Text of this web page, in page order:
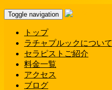
Toggle navigation
トップ
ラチャプルックについて
セラピストご紹介
料金一覧
アクセス
ブログ